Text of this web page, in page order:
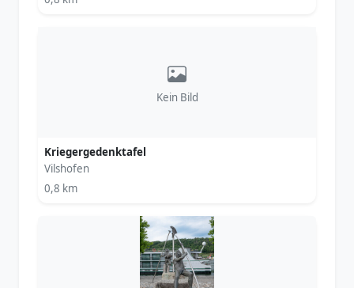
Kein Bild
Kriegergedenktafel
Vilshofen
0,8 km